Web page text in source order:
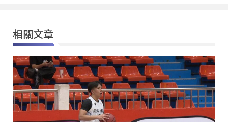
相關文章